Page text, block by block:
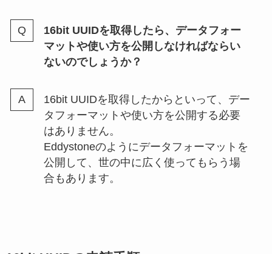
16bit UUIDを取得したら、データフォー
マットや使い方を公開しなければならい
ないのでしょうか？
16bit UUIDを取得したからといって、デー
タフォーマットや使い方を公開する必要
はありません。
Eddystoneのようにデータフォーマットを
公開して、世の中に広く使ってもらう場
合もあります。